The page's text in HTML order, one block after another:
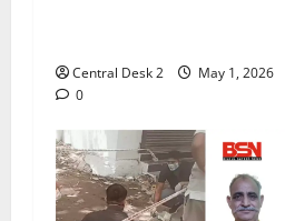
Central Desk 2
May 1, 2026
0